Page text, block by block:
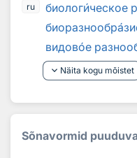
ru биологическое
биоразнообра
видовое
keyboard_arrow_down Näita kogu mõistet
Sõnavormid